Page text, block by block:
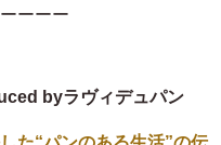
ーーー
byラヴィデュパン